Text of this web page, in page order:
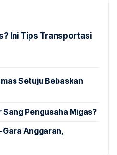
Ini Tips Transportasi
Setuju Bebaskan
Pengusaha Migas?
Anggaran,